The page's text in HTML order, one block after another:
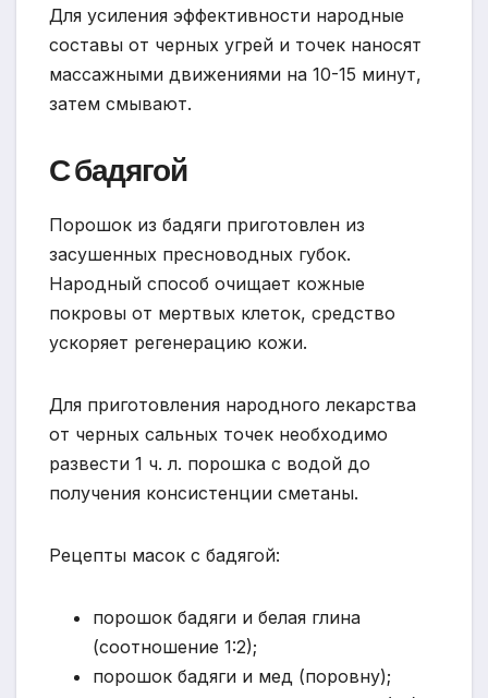
Для усиления эффективности народные
составы от черных угрей и точек наносят
массажными движениями на 10-15 минут,
затем смывают.
С бадягой
Порошок из бадяги приготовлен из
засушенных пресноводных губок.
Народный способ очищает кожные
покровы от мертвых клеток, средство
ускоряет регенерацию кожи.
Для приготовления народного лекарства
от черных сальных точек необходимо
развести 1 ч. л. порошка с водой до
получения консистенции сметаны.
Рецепты масок с бадягой:
порошок бадяги и белая глина
(соотношение 1:2);
порошок бадяги и мед (поровну);